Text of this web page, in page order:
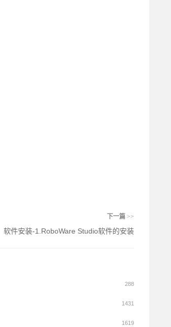
下一篇 >>
软件安装-1.RoboWare Studio软件的安装
288
1431
1619